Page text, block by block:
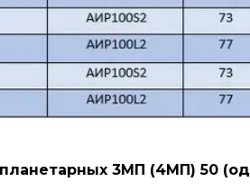
3МП (4МП) 50